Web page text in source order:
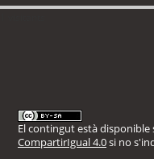
El contingut està disponible
CompartirIgual 4.0si no